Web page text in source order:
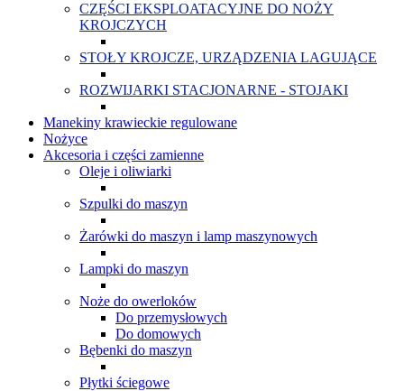
CZĘŚCI EKSPLOATACYJNE DO NOŻY
KROJCZYCH
STOŁY KROJCZE, URZĄDZENIA LAGUJĄCE
ROZWIJARKI STACJONARNE - STOJAKI
Manekiny krawieckie regulowane
Nożyce
Akcesoria i części zamienne
Oleje i oliwiarki
Szpulki do maszyn
Żarówki do maszyn i lamp maszynowych
Lampki do maszyn
Noże do owerloków
Do przemysłowych
Do domowych
Bębenki do maszyn
Płytki ściegowe